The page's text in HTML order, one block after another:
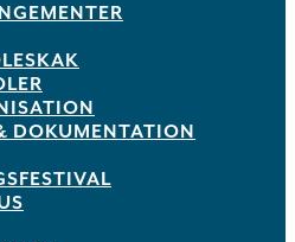
DOKUMENTATION